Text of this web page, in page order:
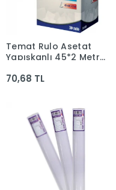
Sepete Ekle
Temat Rulo Asetat
Yapışkanlı 45*2 Metre
70,68 TL